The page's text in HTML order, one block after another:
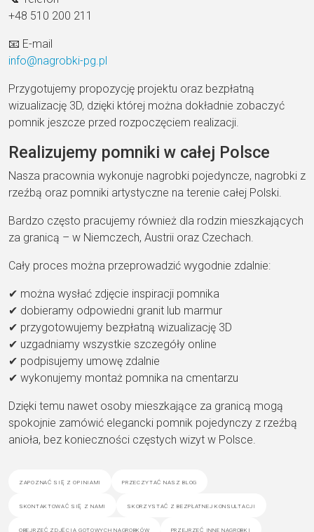
+48 510 200 211
📧 E-mail
info@nagrobki-pg.pl
Przygotujemy propozycję projektu oraz bezpłatną
wizualizację 3D, dzięki której można dokładnie zobaczyć
pomnik jeszcze przed rozpoczęciem realizacji.
Realizujemy pomniki w całej Polsce
Nasza pracownia wykonuje nagrobki pojedyncze, nagrobki z
rzeźbą oraz pomniki artystyczne na terenie całej Polski.
Bardzo często pracujemy również dla rodzin mieszkających
za granicą – w Niemczech, Austrii oraz Czechach.
Cały proces można przeprowadzić wygodnie zdalnie:
✔ można wysłać zdjęcie inspiracji pomnika
✔ dobieramy odpowiedni granit lub marmur
✔ przygotowujemy bezpłatną wizualizację 3D
✔ uzgadniamy wszystkie szczegóły online
✔ podpisujemy umowę zdalnie
✔ wykonujemy montaż pomnika na cmentarzu
Dzięki temu nawet osoby mieszkające za granicą mogą
spokojnie zamówić elegancki pomnik pojedynczy z rzeźbą
anioła, bez konieczności częstych wizyt w Polsce.
zapoznać się z opiniami przeczytać nasz blog
skontaktować się z nami skorzystać z bezpłatnej konsultacji
obejrzeć zdjęcia gotowych nagrobków przejrzeć inne nagrobki